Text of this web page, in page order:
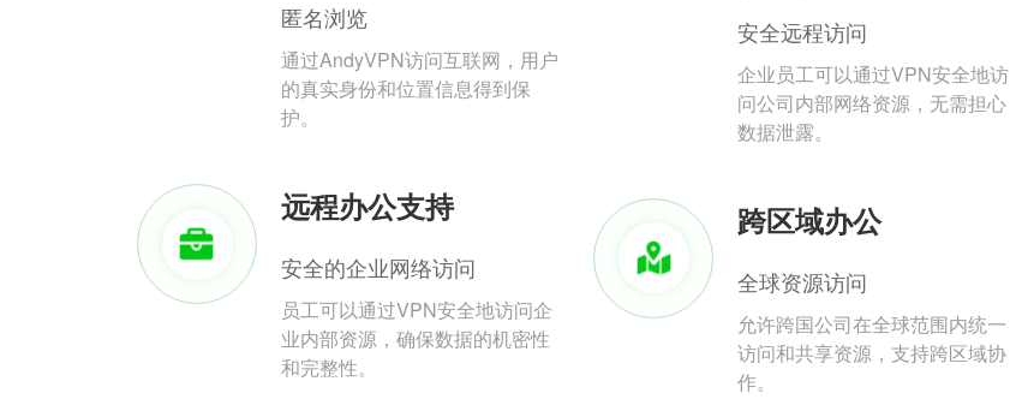
匿名浏览
通过AndyVPN访问互联网，用户
的真实身份和位置信息得到保
护。
安全远程访问
企业员工可以通过VPN安全地访
问公司内部网络资源，无需担心
数据泄露。
远程办公支持
安全的企业网络访问
员工可以通过VPN安全地访问企
业内部资源，确保数据的机密性
和完整性。
跨区域办公
全球资源访问
允许跨国公司在全球范围内统一
访问和共享资源，支持跨区域协
作。